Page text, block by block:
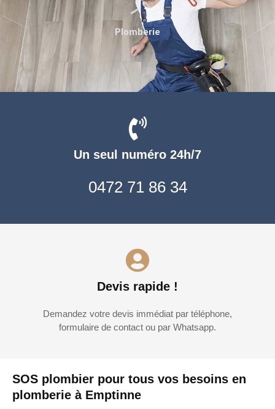
SOS plombier pour tous vos besoins en
plomberie à Emptinne
Un seul numéro 24h/7
0472 71 86 34
Devis rapide !
Demandez votre devis immédiat par téléphone,
formulaire de contact ou par Whatsapp.
Plomberie